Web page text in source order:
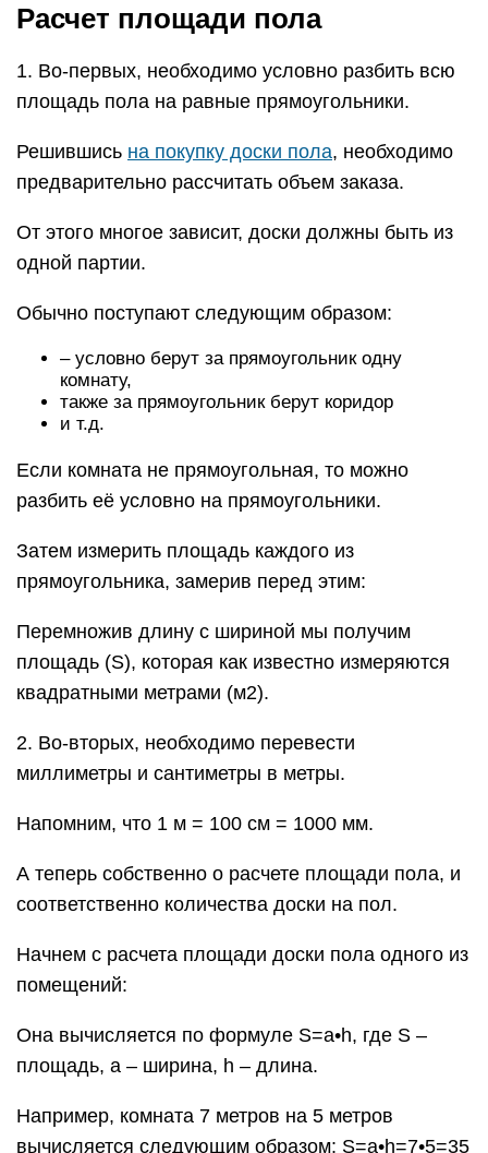
Расчет площади пола
1. Во-первых, необходимо условно разбить всю
площадь пола на равные прямоугольники.
Решившись на покупку доски пола, необходимо
предварительно рассчитать объем заказа.
От этого многое зависит, доски должны быть из
одной партии.
Обычно поступают следующим образом:
– условно берут за прямоугольник одну
комнату,
также за прямоугольник берут коридор
и т.д.
Если комната не прямоугольная, то можно
разбить её условно на прямоугольники.
Затем измерить площадь каждого из
прямоугольника, замерив перед этим:
Перемножив длину с шириной мы получим
площадь (S), которая как известно измеряются
квадратными метрами (м2).
2. Во-вторых, необходимо перевести
миллиметры и сантиметры в метры.
Напомним, что 1 м = 100 см = 1000 мм.
А теперь собственно о расчете площади пола, и
соответственно количества доски на пол.
Начнем с расчета площади доски пола одного из
помещений:
Она вычисляется по формуле S=a•h, где S –
площадь, a – ширина, h – длина.
Например, комната 7 метров на 5 метров
вычисляется следующим образом: S=a•h=7•5=35